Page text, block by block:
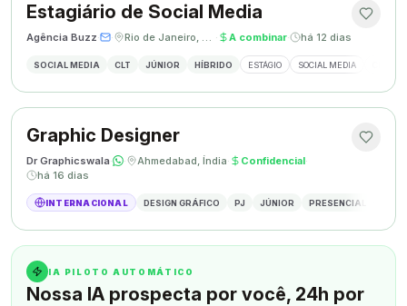
Estagiário de Social Media
Agência Buzz· · Rio de Janeiro, Brasil · A combinar· há 12 dias
SOCIAL MEDIA CLT JÚNIOR HÍBRIDO ESTÁGIO SOCIAL MEDIA
Graphic Designer
Dr Graphicswala· · Ahmedabad, Índia· Confidencial·
há 16 dias
INTERNACIONAL DESIGN GRÁFICO PJ JÚNIOR PRESENCIAL
IA PILOTO AUTOMÁTICO
Nossa IA prospecta por você, 24h por